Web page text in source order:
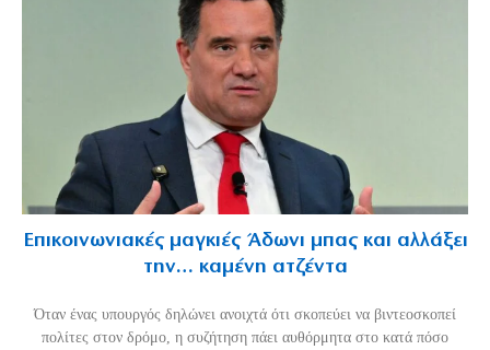
Επικοινωνιακές μαγκιές Άδωνι μπας και αλλάξει
την… καμένη ατζέντα
Όταν ένας υπουργός δηλώνει ανοιχτά ότι σκοπεύει να βιντεοσκοπεί
πολίτες στον δρόμο, η συζήτηση πάει αυθόρμητα στο κατά πόσο